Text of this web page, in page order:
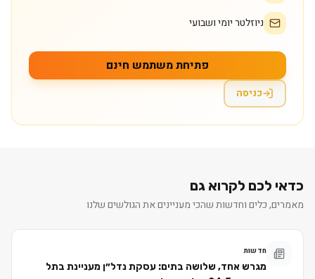
ניוזלטר יומי ושבועי
פתיחת משתמש חינם
כניסה
כדאי לכם לקרוא גם
מאמרים, כלים וחדשות שהכי מעניינים את הגולשים שלנו
חדשות
מגרש אחד, שלושה בתים: עסקת נדל״ן מעניינת בתל